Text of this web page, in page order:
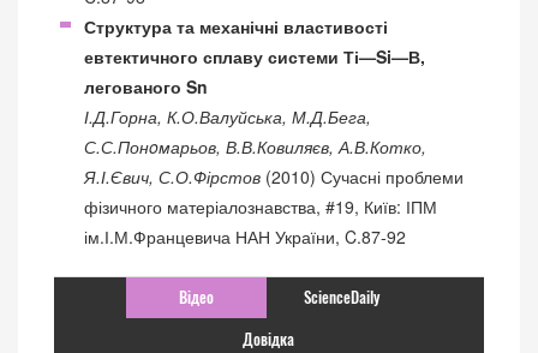
Структура та механічні властивості
евтектичного сплаву системи Ті—Si—В,
легованого Sn
І.Д.Горна, К.О.Валуйська, М.Д.Бега,
С.С.Понoмарьов, В.В.Ковиляєв, А.В.Котко,
Я.І.Євич, С.О.Фірстов (2010) Сучасні проблеми
фізичного матеріалознавства, #19, Київ: ІПМ
ім.І.М.Францевича НАН України, C.87-92
Відео ScienceDaily
Довідка